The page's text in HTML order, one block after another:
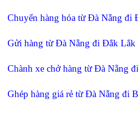
Chuyển hàng hóa từ Đà Nẵng đi
Gửi hàng từ Đà Nẵng đi Đắk Lắk
Chành xe chở hàng từ Đà Nẵng
Ghép hàng giá rẻ từ Đà Nẵng đi